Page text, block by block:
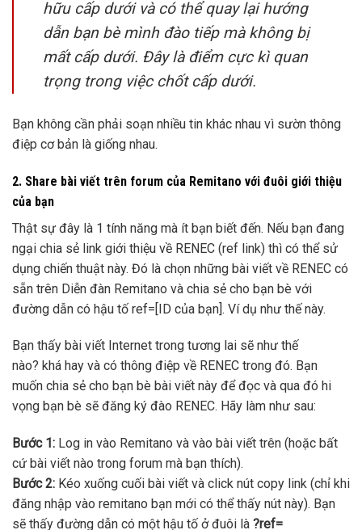
hữu cấp dưới và có thể quay lại hướng
dẫn bạn bè mình đào tiếp mà không bị
mất cấp dưới. Đây là điểm cực kì quan
trọng trong việc chốt cấp dưới.
Bạn không cần phải soạn nhiều tin khác nhau vì sườn thông
điệp cơ bản là giống nhau.
2. Share bài viết trên forum của Remitano với đuôi giới thiệu
của bạn
Thật sự đây là 1 tính năng mà ít bạn biết đến. Nếu bạn đang
ngại chia sẻ link giới thiệu về RENEC (ref link) thì có thể sử
dụng chiến thuật này. Đó là chọn những bài viết về RENEC có
sẵn trên Diễn đàn Remitano và chia sẻ cho bạn bè với
đường dẫn có hậu tố ref=[ID của bạn]. Ví dụ như thế này.
Bạn thấy bài viết Internet trong tương lai sẽ như thế
nào? khá hay và có thông điệp về RENEC trong đó. Bạn
muốn chia sẻ cho bạn bè bài viết này để đọc và qua đó hi
vọng bạn bè sẽ đăng ký đào RENEC. Hãy làm như sau:
Bước 1: Log in vào Remitano và vào bài viết trên (hoặc bất
cứ bài viết nào trong forum mà bạn thích).
Bước 2: Kéo xuống cuối bài viết và click nút copy link (chỉ khi
đăng nhập vào remitano bạn mới có thể thấy nút này). Bạn
sẽ thấy đường dẫn có một hậu tố ở đuôi là ?ref=